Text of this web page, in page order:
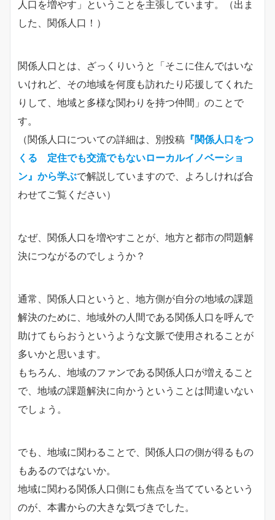
人口を増やす」ということを主張しています。（出ま
した、関係人口！）
関係人口とは、ざっくりいうと「そこに住んではいな
いけれど、その地域を何度も訪れたり応援してくれた
りして、地域と多様な関わりを持つ仲間」のことで
す。
（関係人口についての詳細は、別投稿 『関係人口をつ
くる 定住でも交流でもないローカルイノベーショ
ン』から学ぶで解説していますので、よろしければ合
わせてご覧ください）
なぜ、関係人口を増やすことが、地方と都市の問題解
決につながるのでしょうか？
通常、関係人口というと、地方側が自分の地域の課題
解決のために、地域外の人間である関係人口を呼んで
助けてもらおうというような文脈で使用されることが
多いかと思います。
もちろん、地域のファンである関係人口が増えること
で、地域の課題解決に向かうということは間違いない
でしょう。
でも、地域に関わることで、関係人口の側が得るもの
もあるのではないか。
地域に関わる関係人口側にも焦点を当てているという
のが、本書からの大きな気づきでした。